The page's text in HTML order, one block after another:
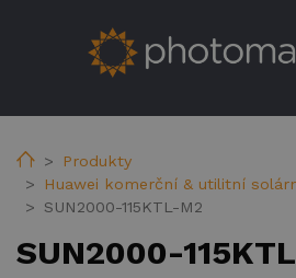
HomeProdukty
Huawei komerční & utilitní
SUN2000-115KTL-M2
SUN2000-
Produkty
Huawei rezidenční měniče